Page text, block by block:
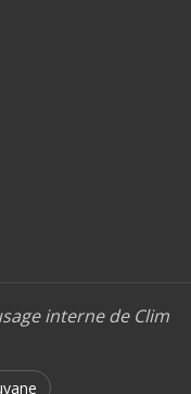
interne de Clim